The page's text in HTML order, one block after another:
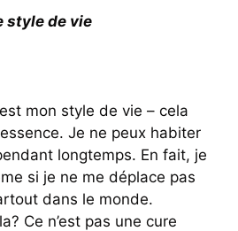
style de vie
mon style de vie – cela
Je ne peux habiter
longtemps. En fait, je
si je ne me déplace pas
dans le monde.
Ce n’est pas une cure